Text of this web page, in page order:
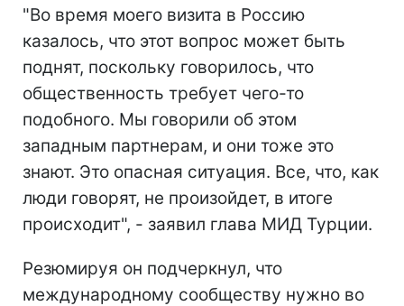
"Во время моего визита в Россию
казалось, что этот вопрос может быть
поднят, поскольку говорилось, что
общественность требует чего-то
подобного. Мы говорили об этом
западным партнерам, и они тоже это
знают. Это опасная ситуация. Все, что, как
люди говорят, не произойдет, в итоге
происходит", - заявил глава МИД Турции.
Резюмируя он подчеркнул, что
международному сообществу нужно во